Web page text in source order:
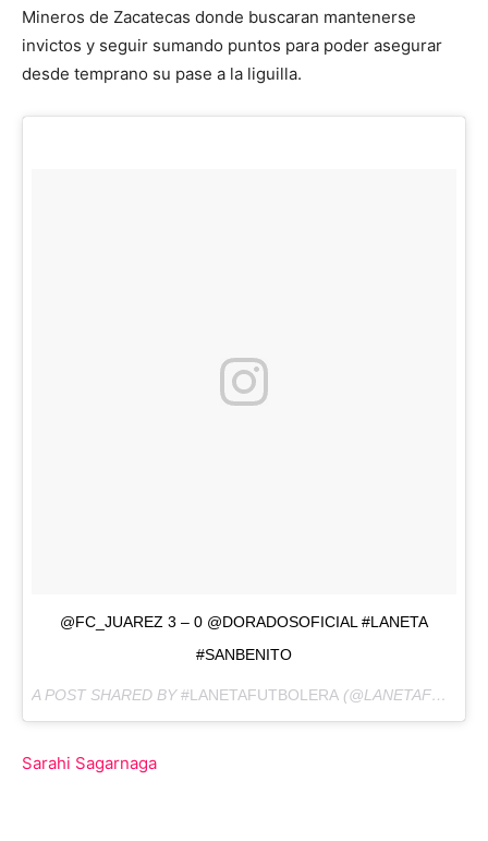
Mineros de Zacatecas donde buscaran mantenerse
invictos y seguir sumando puntos para poder asegurar
desde temprano su pase a la liguilla.
@FC_JUAREZ 3 – 0 @DORADOSOFICIAL #LANETA
#SANBENITO
A POST SHARED BY#LANETAFUTBOLERA (@LANETAFUTBOLERA) ON
Sarahi Sagarnaga